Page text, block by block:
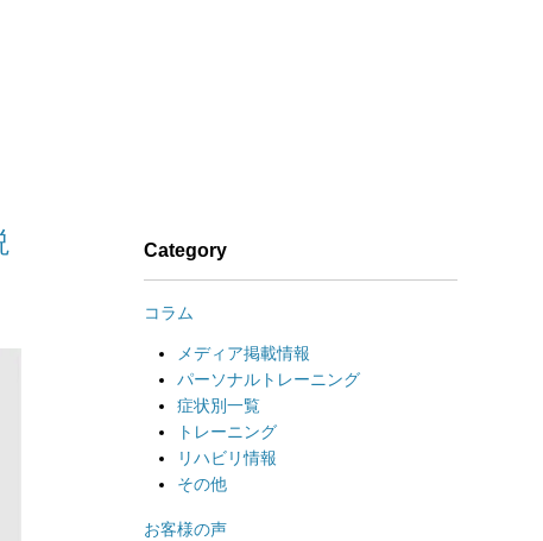
Category
コラム
メディア掲載情報
パーソナルトレーニング
症状別一覧
トレーニング
リハビリ情報
その他
お客様の声